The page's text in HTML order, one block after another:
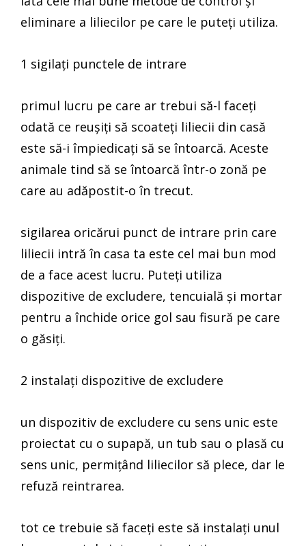
eliminare a liliecilor pe care le puteți utiliza.
1 sigilați punctele de intrare
primul lucru pe care ar trebui să-l faceți
odată ce reușiți să scoateți liliecii din casă
este să-i împiedicați să se întoarcă. Aceste
animale tind să se întoarcă într-o zonă pe
care au adăpostit-o în trecut.
sigilarea oricărui punct de intrare prin care
liliecii intră în casa ta este cel mai bun mod
de a face acest lucru. Puteți utiliza
dispozitive de excludere, tencuială și mortar
pentru a închide orice gol sau fisură pe care
o găsiți.
2 instalați dispozitive de excludere
un dispozitiv de excludere cu sens unic este
proiectat cu o supapă, un tub sau o plasă cu
sens unic, permițând liliecilor să plece, dar le
refuză reintrarea.
tot ce trebuie să faceți este să instalați unul